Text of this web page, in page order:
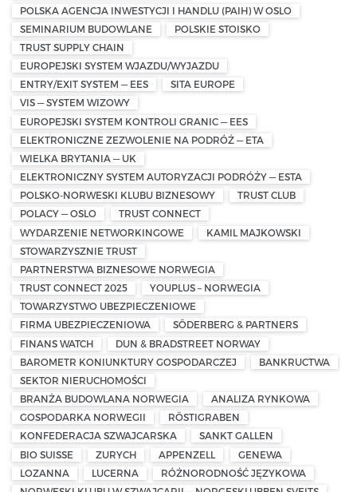
POLSKA AGENCJA INWESTYCJI I HANDLU (PAIH) W OSLO
SEMINARIUM BUDOWLANE
POLSKIE STOISKO
TRUST SUPPLY CHAIN
EUROPEJSKI SYSTEM WJAZDU/WYJAZDU
ENTRY/EXIT SYSTEM — EES
SITA EUROPE
VIS — SYSTEM WIZOWY
EUROPEJSKI SYSTEM KONTROLI GRANIC — EES
ELEKTRONICZNE ZEZWOLENIE NA PODRÓŻ — ETA
WIELKA BRYTANIA — UK
ELEKTRONICZNY SYSTEM AUTORYZACJI PODRÓŻY — ESTA
POLSKO-NORWESKI KLUBU BIZNESOWY
TRUST CLUB
POLACY — OSLO
TRUST CONNECT
WYDARZENIE NETWORKINGOWE
KAMIL MAJKOWSKI
STOWARZYSZNIE TRUST
PARTNERSTWA BIZNESOWE NORWEGIA
TRUST CONNECT 2025
YOUPLUS – NORWEGIA
TOWARZYSTWO UBEZPIECZENIOWE
FIRMA UBEZPIECZENIOWA
SÖDERBERG & PARTNERS
FINANS WATCH
DUN & BRADSTREET NORWAY
BAROMETR KONIUNKTURY GOSPODARCZEJ
BANKRUCTWA
SEKTOR NIERUCHOMOŚCI
BRANŻA BUDOWLANA NORWEGIA
ANALIZA RYNKOWA
GOSPODARKA NORWEGII
RÖSTIGRABEN
KONFEDERACJA SZWAJCARSKA
SANKT GALLEN
BIO SUISSE
ZURYCH APPENZELL
GENEWA
LOZANNA
LUCERNA
RÓŻNORODNOŚĆ JĘZYKOWA